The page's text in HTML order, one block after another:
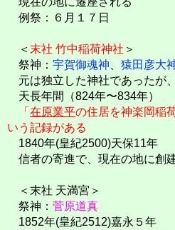
例祭：６月１７日
＜ 末社 竹中稲荷神社 ＞
祭神： 宇賀御魂神 猿田彦大
元は独立した神社であったが
天長年間（824年〜834年）
「 在原業平の住居を神楽岡稲
いう記録がある
1840年(皇紀2500)天保11年
信者の寄進で、現在の地に創
＜末社 天満宮＞
祭神： 菅原道真
1852年(皇紀2512)嘉永５年